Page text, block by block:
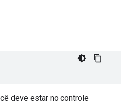
deve estar no controle